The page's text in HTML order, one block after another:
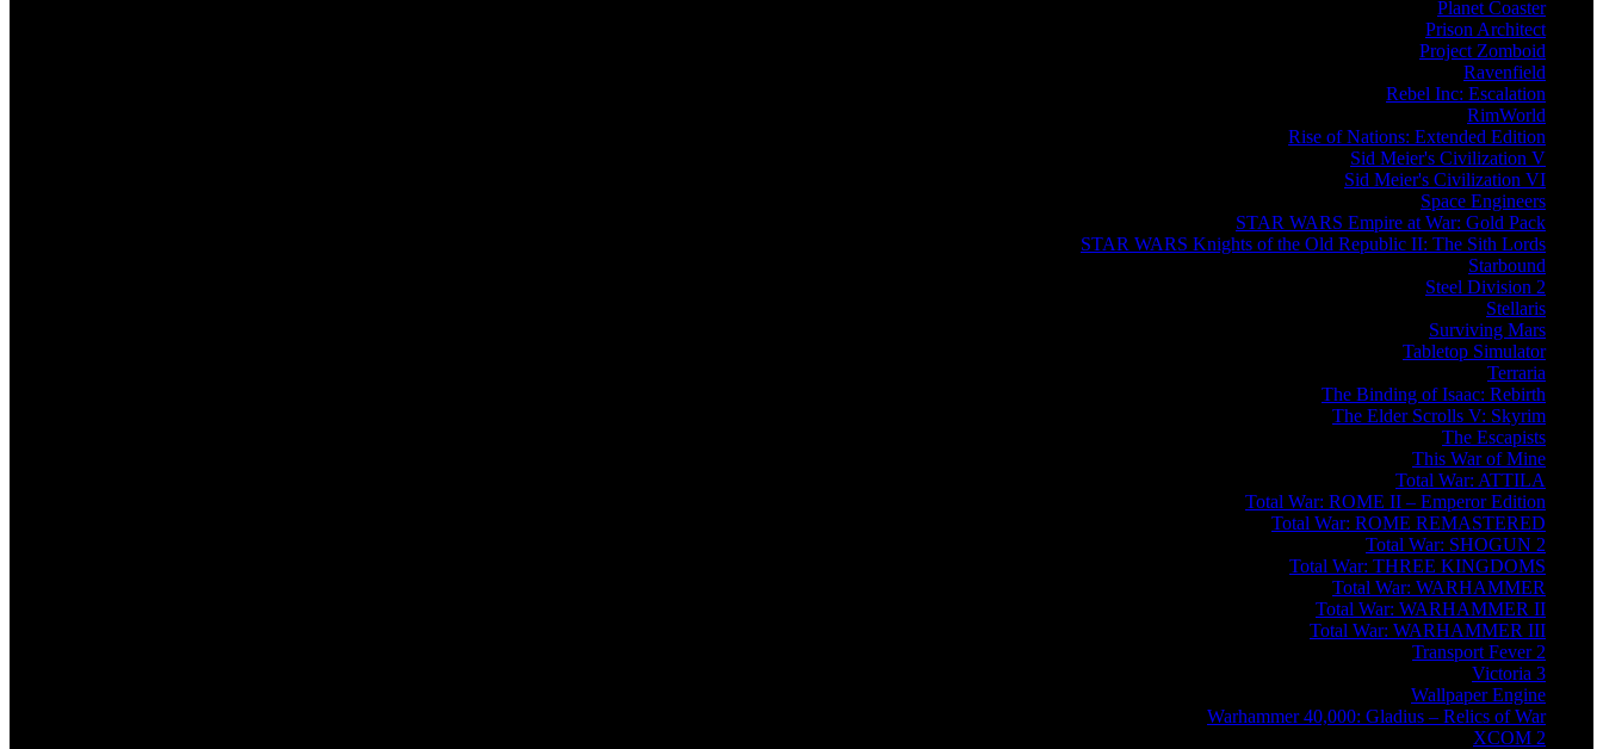
Planet Coaster
Prison Architect
Project Zomboid
Ravenfield
Rebel Inc: Escalation
RimWorld
Rise of Nations: Extended Edition
Sid Meier's Civilization V
Sid Meier's Civilization VI
Space Engineers
STAR WARS Empire at War: Gold Pack
STAR WARS Knights of the Old Republic II: The Sith Lords
Starbound
Steel Division 2
Stellaris
Surviving Mars
Tabletop Simulator
Terraria
The Binding of Isaac: Rebirth
The Elder Scrolls V: Skyrim
The Escapists
This War of Mine
Total War: ATTILA
Total War: ROME II – Emperor Edition
Total War: ROME REMASTERED
Total War: SHOGUN 2
Total War: THREE KINGDOMS
Total War: WARHAMMER
Total War: WARHAMMER II
Total War: WARHAMMER III
Transport Fever 2
Victoria 3
Wallpaper Engine
Warhammer 40,000: Gladius – Relics of War
XCOM 2